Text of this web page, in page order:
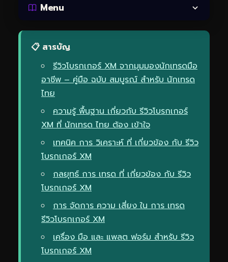
Menu
📋 สารบัญ
รีวิวโบรกเกอร์ XM จากมุมมองนักเทรดมือ
อาชีพ – คู่มือ ฉบับ สมบูรณ์ สำหรับ นักเทรด
ไทย
ความรู้ พื้นฐาน เกี่ยวกับ รีวิวโบรกเกอร์
XM ที่ นักเทรด ไทย ต้อง เข้าใจ
เทคนิค การ วิเคราะห์ ที่ เกี่ยวข้อง กับ รีวิว
โบรกเกอร์ XM
กลยุทธ์ การ เทรด ที่ เกี่ยวข้อง กับ รีวิว
โบรกเกอร์ XM
การ จัดการ ความ เสี่ยง ใน การ เทรด
รีวิวโบรกเกอร์ XM
เครื่อง มือ และ แพลต ฟอร์ม สำหรับ รีวิว
โบรกเกอร์ XM